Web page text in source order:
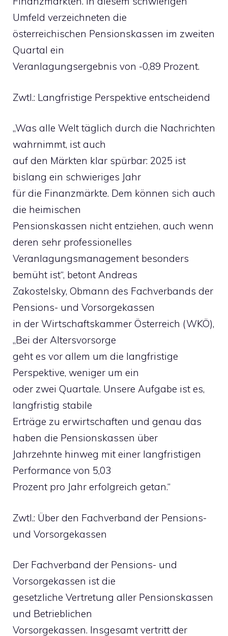
Umfeld verzeichneten die
österreichischen Pensionskassen im zweiten
Quartal ein
Veranlagungsergebnis von -0,89 Prozent.
Zwtl.: Langfristige Perspektive entscheidend
„Was alle Welt täglich durch die Nachrichten
wahrnimmt, ist auch
auf den Märkten klar spürbar: 2025 ist
bislang ein schwieriges Jahr
für die Finanzmärkte. Dem können sich auch
die heimischen
Pensionskassen nicht entziehen, auch wenn
deren sehr professionelles
Veranlagungsmanagement besonders
bemüht ist“, betont Andreas
Zakostelsky, Obmann des Fachverbands der
Pensions- und Vorsorgekassen
in der Wirtschaftskammer Österreich (WKÖ),
„Bei der Altersvorsorge
geht es vor allem um die langfristige
Perspektive, weniger um ein
oder zwei Quartale. Unsere Aufgabe ist es,
langfristig stabile
Erträge zu erwirtschaften und genau das
haben die Pensionskassen über
Jahrzehnte hinweg mit einer langfristigen
Performance von 5,03
Prozent pro Jahr erfolgreich getan.“
Zwtl.: Über den Fachverband der Pensions-
und Vorsorgekassen
Der Fachverband der Pensions- und
Vorsorgekassen ist die
gesetzliche Vertretung aller Pensionskassen
und Betrieblichen
Vorsorgekassen. Insgesamt vertritt der